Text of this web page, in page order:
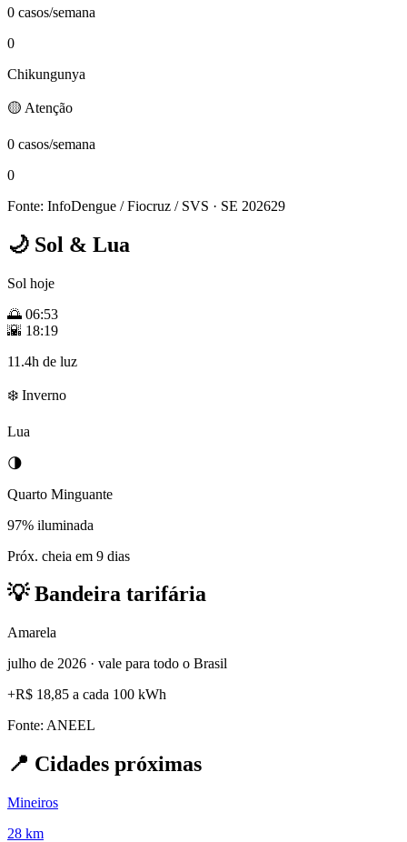
0 casos/semana
0
Chikungunya
🟡 Atenção
0 casos/semana
0
Fonte: InfoDengue / Fiocruz / SVS · SE 202629
🌙 Sol & Lua
Sol hoje
🌅 06:53
🌇 18:19
11.4h de luz
❄️ Inverno
Lua
🌗
Quarto Minguante
97% iluminada
Próx. cheia em 9 dias
💡Bandeira tarifária
Amarela
julho de 2026 · vale para todo o Brasil
+R$ 18,85 a cada 100 kWh
Fonte: ANEEL
📍 Cidades próximas
Mineiros
28 km